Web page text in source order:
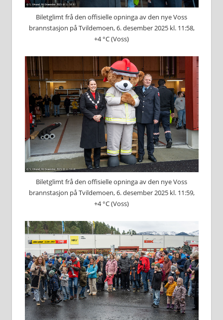
Biletglimt frå den offisielle opninga av den nye Voss
brannstasjon på Tvildemoen, 6. desember 2025 kl. 11:58,
+4 °C (Voss)
Biletglimt frå den offisielle opninga av den nye Voss
brannstasjon på Tvildemoen, 6. desember 2025 kl. 11:59,
+4 °C (Voss)